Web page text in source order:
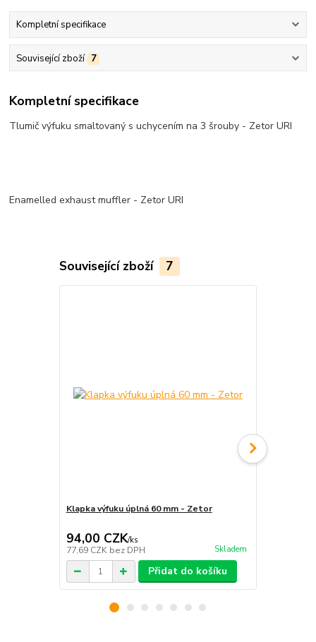
Kompletní specifikace
Související zboží 7
Kompletní specifikace
Tlumič výfuku smaltovaný s uchycením na 3 šrouby - Zetor URI
Enamelled exhaust muffler - Zetor URI
Související zboží 7
Klapka výfuku úplná 60 mm - Zetor
94,00 CZK/ks
77,69 CZK bez DPH Skladem
Přidat do košíku